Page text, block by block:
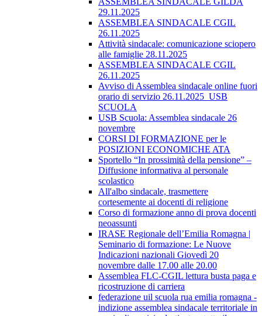
29.11.2025
ASSEMBLEA SINDACALE CGIL
26.11.2025
Attività sindacale: comunicazione sciopero
alle famiglie 28.11.2025
ASSEMBLEA SINDACALE CGIL
26.11.2025
Avviso di Assemblea sindacale online fuori
orario di servizio 26.11.2025_USB
SCUOLA
USB Scuola: Assemblea sindacale 26
novembre
CORSI DI FORMAZIONE per le
POSIZIONI ECONOMICHE ATA
Sportello “In prossimità della pensione” –
Diffusione informativa al personale
scolastico
All'albo sindacale, trasmettere
cortesemente ai docenti di religione
Corso di formazione anno di prova docenti
neoassunti
IRASE Regionale dell’Emilia Romagna |
Seminario di formazione: Le Nuove
Indicazioni nazionali Giovedì 20
novembre dalle 17.00 alle 20.00
Assemblea FLC-CGIL lettura busta paga e
ricostruzione di carriera
federazione uil scuola rua emilia romagna -
indizione assemblea sindacale territoriale in